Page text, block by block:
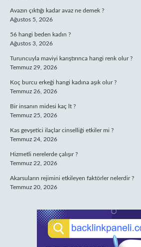
Avazın çıktığı kadar avaz ne demek ?
Ağustos 5, 2026
56 hangi beden kadın ?
Ağustos 3, 2026
Turuncuyla maviyi karıştırınca hangi renk olur ?
Temmuz 29, 2026
Koç burcu erkeği hangi kadına aşık olur ?
Temmuz 26, 2026
Bir insanın midesi kaç lt ?
Temmuz 25, 2026
Kas gevşetici ilaçlar cinselliği etkiler mi ?
Temmuz 24, 2026
Hizmetli nerelerde çalışır ?
Temmuz 22, 2026
Akarsuların rejimini etkileyen faktörler nelerdir ?
Temmuz 20, 2026